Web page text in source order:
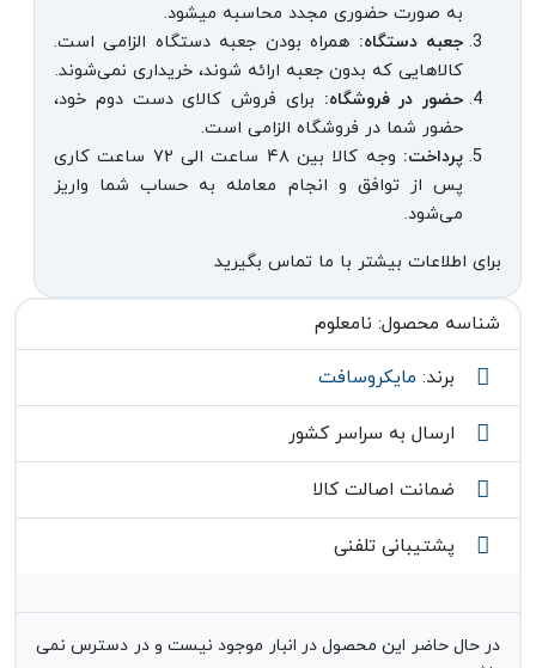
به صورت حضوری مجدد محاسبه میشود.
جعبه دستگاه: همراه بودن جعبه دستگاه الزامی است.
کالاهایی که بدون جعبه ارائه شوند، خریداری نمی‌شوند.
حضور در فروشگاه: برای فروش کالای دست دوم خود،
حضور شما در فروشگاه الزامی است.
پرداخت:
وجه کالا بین ۴۸ ساعت الی ۷۲ ساعت کاری
پس از توافق و انجام معامله به حساب شما واریز
می‌شود.
برای اطلاعات بیشتر با ما تماس بگیرید
شناسه محصول: نامعلوم
برند: مایکروسافت
ارسال به سراسر کشور
ضمانت اصالت کالا
پشتیبانی تلفنی
در حال حاضر این محصول در انبار موجود نیست و در دسترس نمی